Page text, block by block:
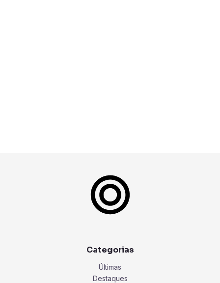
Categorias
Últimas
Destaques